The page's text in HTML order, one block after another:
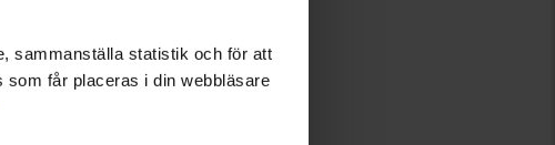
sammanställa statistik och för att
får placeras i din webbläsare